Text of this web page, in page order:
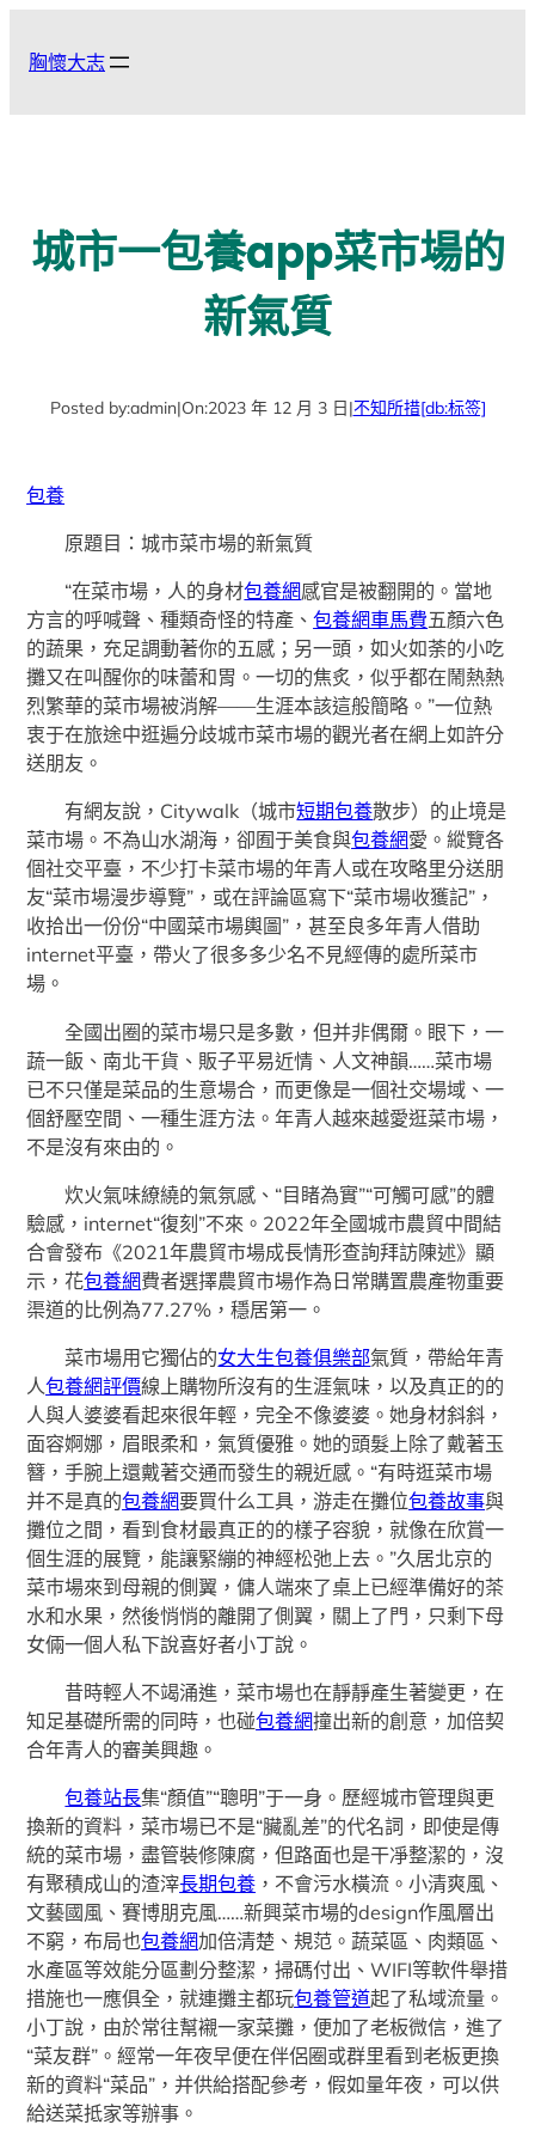
胸懷大志
城市一包養app菜市場的
新氣質
Posted by:admin|On:2023 年 12 月 3 日|不知所措[db:标签]
包養
原題目：城市菜市場的新氣質
“在菜市場，人的身材包養網感官是被翻開的。當地
方言的呼喊聲、種類奇怪的特產、包養網車馬費五顏六色
的蔬果，充足調動著你的五感；另一頭，如火如荼的小吃
攤又在叫醒你的味蕾和胃。一切的焦炙，似乎都在鬧熱熱
烈繁華的菜市場被消解——生涯本該這般簡略。”一位熱
衷于在旅途中逛遍分歧城市菜市場的觀光者在網上如許分
送朋友。
有網友說，Citywalk（城市短期包養散步）的止境是
菜市場。不為山水湖海，卻囿于美食與包養網愛。縱覽各
個社交平臺，不少打卡菜市場的年青人或在攻略里分送朋
友“菜市場漫步導覽”，或在評論區寫下“菜市場收獲記”，
收拾出一份份“中國菜市場輿圖”，甚至良多年青人借助
internet平臺，帶火了很多多少名不見經傳的處所菜市
場。
全國出圈的菜市場只是多數，但并非偶爾。眼下，一
蔬一飯、南北干貨、販子平易近情、人文神韻……菜市場
已不只僅是菜品的生意場合，而更像是一個社交場域、一
個舒壓空間、一種生涯方法。年青人越來越愛逛菜市場，
不是沒有來由的。
炊火氣味繚繞的氣氛感、“目睹為實”“可觸可感”的體
驗感，internet“復刻”不來。2022年全國城市農貿中間結
合會發布《2021年農貿市場成長情形查詢拜訪陳述》顯
示，花包養網費者選擇農貿市場作為日常購置農產物重要
渠道的比例為77.27%，穩居第一。
菜市場用它獨佔的女大生包養俱樂部氣質，帶給年青
人包養網評價線上購物所沒有的生涯氣味，以及真正的的
人與人婆婆看起來很年輕，完全不像婆婆。她身材斜斜，
面容婀娜，眉眼柔和，氣質優雅。她的頭髮上除了戴著玉
簪，手腕上還戴著交通而發生的親近感。“有時逛菜市場
并不是真的包養網要買什么工具，游走在攤位包養故事與
攤位之間，看到食材最真正的的樣子容貌，就像在欣賞一
個生涯的展覽，能讓緊繃的神經松弛上去。”久居北京的
菜巿場來到母親的側翼，傭人端來了桌上已經準備好的茶
水和水果，然後悄悄的離開了側翼，關上了門，只剩下母
女倆一個人私下說喜好者小丁說。
昔時輕人不竭涌進，菜市場也在靜靜產生著變更，在
知足基礎所需的同時，也碰包養網撞出新的創意，加倍契
合年青人的審美興趣。
包養站長集“顏值”“聰明”于一身。歷經城市管理與更
換新的資料，菜市場已不是“臟亂差”的代名詞，即使是傳
統的菜市場，盡管裝修陳腐，但路面也是干凈整潔的，沒
有聚積成山的渣滓長期包養 ，不會污水橫流。小清爽風、
文藝國風、賽博朋克風……新興菜市場的design作風層出
不窮，布局也包養網加倍清楚、規范。蔬菜區、肉類區、
水產區等效能分區劃分整潔，掃碼付出、WIFI等軟件舉措
措施也一應俱全，就連攤主都玩包養管道起了私域流量。
小丁說，由於常往幫襯一家菜攤，便加了老板微信，進了
“菜友群”。經常一年夜早便在伴侶圈或群里看到老板更換
新的資料“菜品”，并供給搭配參考，假如量年夜，可以供
給送菜抵家等辦事。